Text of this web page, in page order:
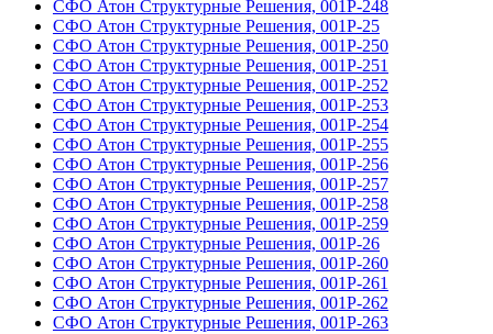
СФО Атон Структурные Решения, 001Р-248
СФО Атон Структурные Решения, 001Р-25
СФО Атон Структурные Решения, 001Р-250
СФО Атон Структурные Решения, 001Р-251
СФО Атон Структурные Решения, 001Р-252
СФО Атон Структурные Решения, 001Р-253
СФО Атон Структурные Решения, 001Р-254
СФО Атон Структурные Решения, 001Р-255
СФО Атон Структурные Решения, 001Р-256
СФО Атон Структурные Решения, 001Р-257
СФО Атон Структурные Решения, 001Р-258
СФО Атон Структурные Решения, 001Р-259
СФО Атон Структурные Решения, 001Р-26
СФО Атон Структурные Решения, 001Р-260
СФО Атон Структурные Решения, 001Р-261
СФО Атон Структурные Решения, 001Р-262
СФО Атон Структурные Решения, 001Р-263